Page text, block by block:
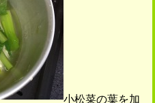
小松菜の葉を加